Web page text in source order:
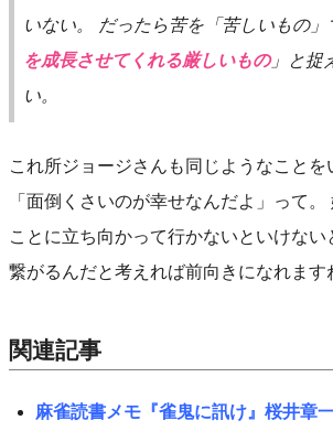
いない。 だったら苦を「苦しいもの」
を成長させてくれる厳しいもの」と捉
い。
これ所ジョージさんも同じようなことを
「面倒くさいのが幸せなんだよ」って
ことに立ち向かって行かないといけない
繋がるんだと考えれば前向きになれます
関連記事
麻雀読書メモ『雀鬼に訊け』桜井章